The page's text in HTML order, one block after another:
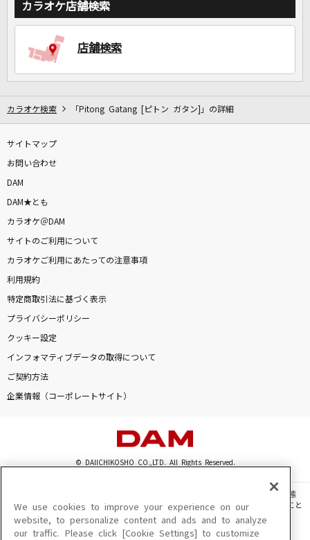
自宅でカラオケ歌い放題！
カラオケ店舗検索
店舗検索
カラオケ検索 「Pitong Gatang [ピトン ガタン]」の詳細
サイトマップ
お問い合わせ
DAM
DAM★とも
カラオケ＠DAM
サイトのご利用について
カラオケご利用にあたっての注意事項
利用規約
特定商取引法に基づく表示
プライバシーポリシー
クッキー設定
インフォマティブデータの取得について
ご契約方法
企業情報（コーポレートサイト）
© DAIICHIKOSHO CO.,LTD. All Rights Reserved.
このサイトに掲載されている一切の文章・画像・写真・動画・音声等を、手段や形態
を問わず、著作権法の定める範囲を超えて無断で複製、転載、ファイル化などすること
を禁じます。
楽曲及びコンテンツは、機種によりご利用いただけない場合があります。
We use cookies to improve your experience on our
website, to personalize content and ads and to analyze
our traffic. Please click [Cookie Settings] to customize